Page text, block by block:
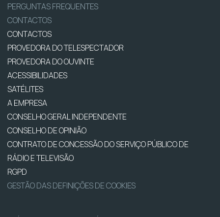
PERGUNTAS FREQUENTES
CONTACTOS
CONTACTOS
PROVEDORA DO TELESPECTADOR
PROVEDORA DO OUVINTE
ACESSIBILIDADES
SATÉLITES
A EMPRESA
CONSELHO GERAL INDEPENDENTE
CONSELHO DE OPINIÃO
CONTRATO DE CONCESSÃO DO SERVIÇO PÚBLICO DE
RÁDIO E TELEVISÃO
RGPD
GESTÃO DAS DEFINIÇÕES DE COOKIES